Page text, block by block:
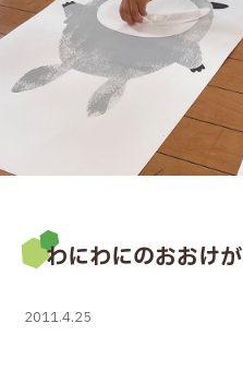
わにわにのおおけが
2011.4.25